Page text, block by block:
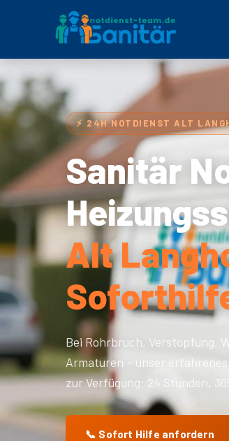
⚡ 24H NOTDIENST ALT
Sanitär
Alt
Bei Rohrbruch, Verstopfung,
Armaturen – unser
zur Verfügung: 24 Stunden,
📞 Sofort Hilfe anfordern